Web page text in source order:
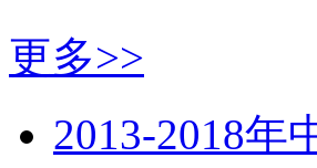
更多>>
2013-2018年